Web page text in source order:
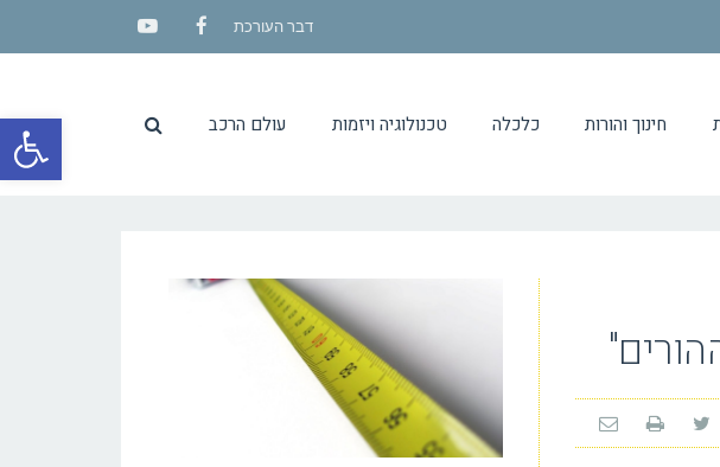
פתח
דבר העורכת
Facebook
YouTube
חינוך והורות כלכלה טכנולוגיה ויזמות עולם הרכב